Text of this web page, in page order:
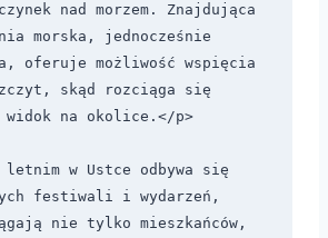
nad morzem. Znajdująca
morska, jednocześnie
oferuje możliwość wspięcia
skąd rozciąga się
widok na okolice.</p>
letnim w Ustce odbywa się
festiwali i wydarzeń,
nie tylko mieszkańców,